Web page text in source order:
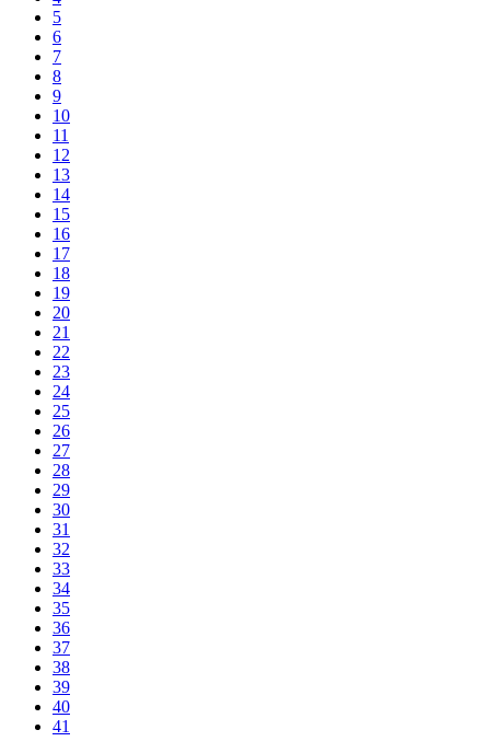
5
6
7
8
9
10
11
12
13
14
15
16
17
18
19
20
21
22
23
24
25
26
27
28
29
30
31
32
33
34
35
36
37
38
39
40
41